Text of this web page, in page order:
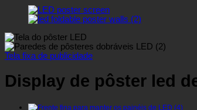
Tela fixa de publicidade
Display de pôster led